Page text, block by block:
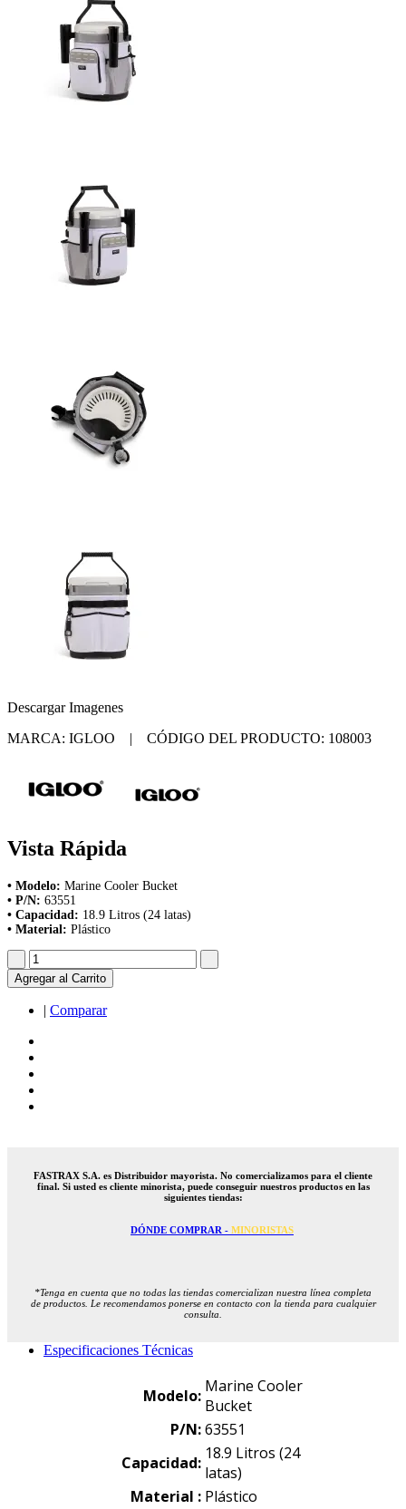
Descargar Imagenes
MARCA: IGLOO | CÓDIGO DEL PRODUCTO: 108003
Vista Rápida
• Modelo: Marine Cooler Bucket
• P/N: 63551
• Capacidad: 18.9 Litros (24 latas)
• Material: Plástico
Agregar al Carrito
| Comparar
FASTRAX S.A. es Distribuidor mayorista. No comercializamos para el cliente
final. Si usted es cliente minorista, puede conseguir nuestros productos en las
siguientes tiendas:
DÓNDE COMPRAR - MINORISTAS
*Tenga en cuenta que no todas las tiendas comercializan nuestra línea completa
de productos. Le recomendamos ponerse en contacto con la tienda para cualquier
consulta.
Especificaciones Técnicas
Modelo: Marine Cooler
Bucket
P/N: 63551
Capacidad: 18.9 Litros (24
latas)
Material : Plástico